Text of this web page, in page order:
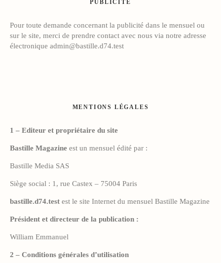
PUBLICITÉ
Pour toute demande concernant la publicité dans le mensuel ou
sur le site, merci de prendre contact avec nous via notre adresse
électronique admin@bastille.d74.test
MENTIONS LÉGALES
1 – Editeur et propriétaire du site
Bastille Magazine est un mensuel édité par :
Bastille Media SAS
Siège social : 1, rue Castex – 75004 Paris
bastille.d74.test est le site Internet du mensuel Bastille Magazine
Président et directeur de la publication :
William Emmanuel
2 – Conditions générales d’utilisation